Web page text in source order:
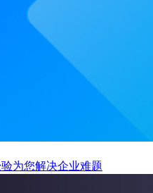
为您解决企业难题